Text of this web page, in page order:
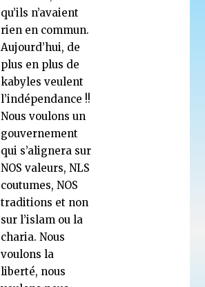
qu’ils n’avaient
rien en commun.
Aujourd’hui, de
plus en plus de
kabyles veulent
l’indépendance !!
Nous voulons un
gouvernement
qui s’alignera sur
NOS valeurs, NLS
coutumes, NOS
traditions et non
sur l’islam ou la
charia. Nous
voulons la
liberté, nous